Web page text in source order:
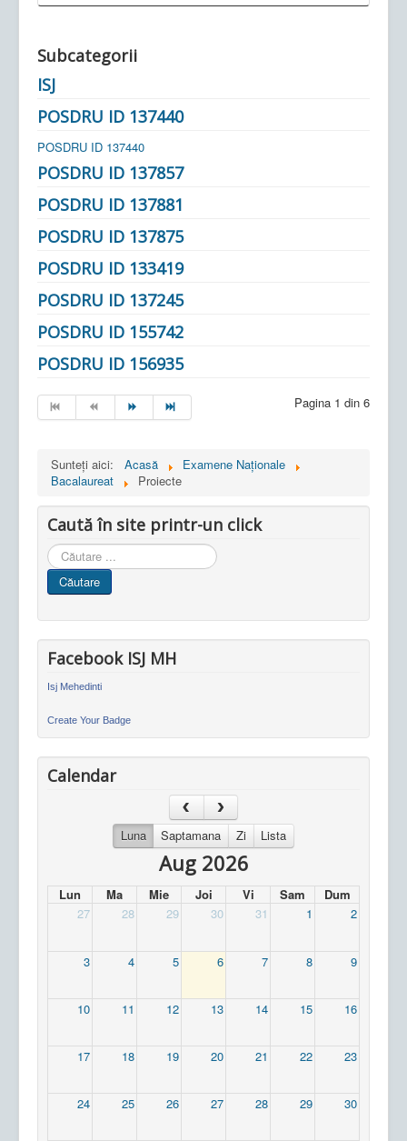
Subcategorii
ISJ
POSDRU ID 137440
POSDRU ID 137440
POSDRU ID 137857
POSDRU ID 137881
POSDRU ID 137875
POSDRU ID 133419
POSDRU ID 137245
POSDRU ID 155742
POSDRU ID 156935
Pagina 1 din 6
Sunteți aici: Acasă
Examene Naționale
Bacalaureat
Proiecte
Caută în site printr-un click
Cauta
in
site
Căutare
Facebook ISJ MH
Isj Mehedinti
Create Your Badge
Calendar
Luna Saptamana Zi Lista
Aug 2026
Lun Ma Mie Joi Vi Sam
Dum
27
28 29 30 31 1 2
3 4 5 6 7 8 9
10 11 12 13 14 15 16
17 18 19 20 21 22 23
24 25 26 27 28 29 30